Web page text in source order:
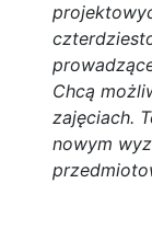
Chcą
zajęciach.
nowym